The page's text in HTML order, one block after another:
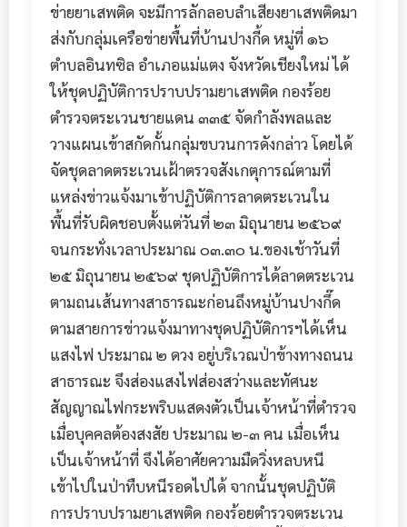
ข่ายยาเสพติด จะมีการลักลอบลำเสียงยาเสพติดมา
ส่งกับกลุ่มเครือข่ายพื้นที่บ้านปางกี้ด หมู่ที่ ๑๖
ตำบลอินทซิล อำเภอแม่แตง จังหวัดเชียงใหม่ ได้
ให้ชุดปฏิบัติการปราบปรามยาเสพติด กองร้อย
ตำรวจตระเวนชายแดน ๓๓๕ จัดกำลังพลและ
วางแผนเข้าสกัดกั้นกลุ่มขบวนการดังกล่าว โดยได้
จัดชุดลาดตระเวนเฝ้าตรวจสังเกตุการณ์ตามที่
แหล่งข่าวแจ้งมาเข้าปฏิบัติการลาดตระเวนใน
พื้นที่รับผิดชอบตั้งแต่วันที่ ๒๓ มิถุนายน ๒๕๖๙
จนกระทั่งเวลาประมาณ ๐๓.๓๐ น.ของเช้าวันที่
๒๕ มิถุนายน ๒๕๖๙ ชุดปฏิบัติการได้ลาดตระเวน
ตามถนเส้นทางสาธารณะก่อนถึงหมู่บ้านปางกึ๊ด
ตามสายการข่าวแจ้งมาทางชุดปฏิบัติการฯได้เห็น
แสงไฟ ประมาณ ๒ ดวง อยู่บริเวณป่าข้างทางถนน
สาธารณะ จึงส่องแสงไฟส่องสว่างและทัศนะ
สัญญาณไฟกระพริบแสดงตัวเป็นเจ้าหน้าที่ตำรวจ
เมื่อบุคคลต้องสงสัย ประมาณ ๒-๓ คน เมื่อเห็น
เป็นเจ้าหน้าที่ จึงได้อาศัยความมืดวิ่งหลบหนี
เข้าไปในป่าทืบหนีรอดไปได้ จากนั้นชุดปฏิบัติ
การปราบปรามยาเสพติด กองร้อยตำรวจตระเวน